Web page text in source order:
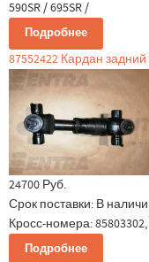
590SR / 695SR /
Подробнее
87552422 Кардан задний
24700 Руб.
Срок поставки: В
Кросс-номера: 85803302,
Подробнее